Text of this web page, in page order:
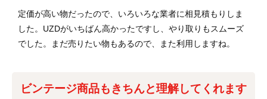
定価が高い物だったので、いろいろな業者に相見積もりしま
した。UZDがいちばん高かったですし、やり取りもスムーズ
でした。まだ売りたい物もあるので、また利用しますね。
ビンテージ商品もきちんと理解してくれます